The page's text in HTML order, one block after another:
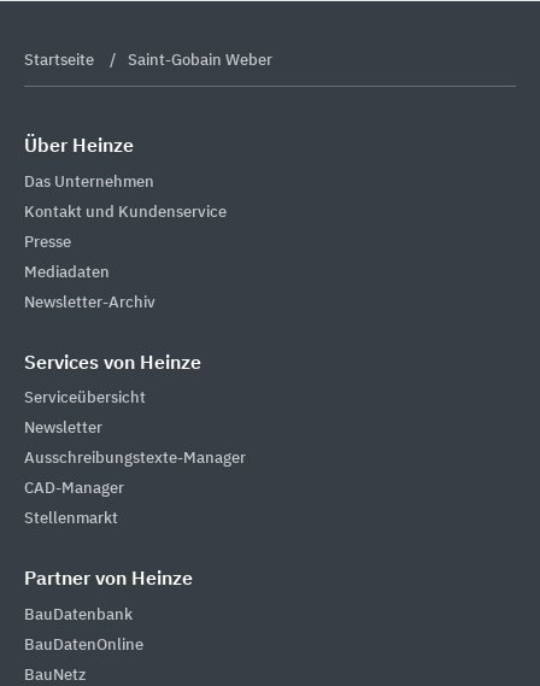
Startseite Saint-Gobain Weber
Über Heinze
Das Unternehmen
Kontakt und Kundenservice
Presse
Mediadaten
Newsletter-Archiv
Services von Heinze
Serviceübersicht
Newsletter
Ausschreibungstexte-Manager
CAD-Manager
Stellenmarkt
Partner von Heinze
BauDatenbank
BauDatenOnline
BauNetz